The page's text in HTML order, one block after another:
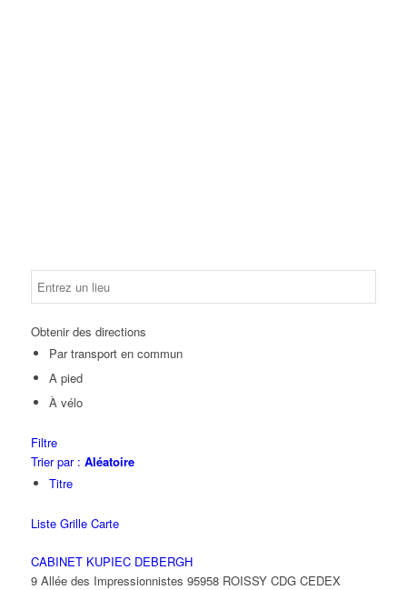
Obtenir des directions
Par transport en commun
A pied
À vélo
Filtre
Trier par : Aléatoire
Titre
Liste Grille Carte
CABINET KUPIEC DEBERGH
9 Allée des Impressionnistes 95958 ROISSY CDG CEDEX